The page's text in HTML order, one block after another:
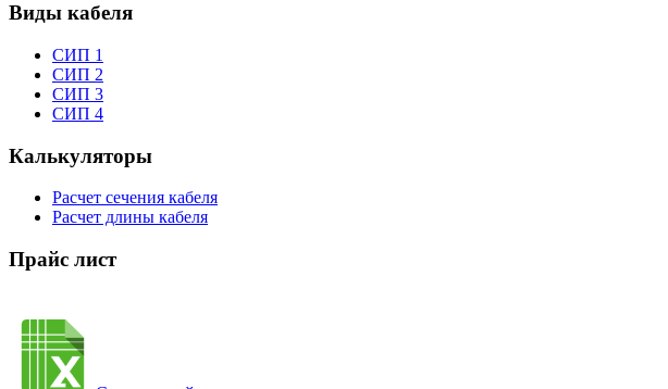
Виды кабеля
СИП 1
СИП 2
СИП 3
СИП 4
Калькуляторы
Расчет сечения кабеля
Расчет длины кабеля
Прайс лист